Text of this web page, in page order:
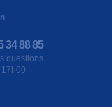
34 88 85
questions